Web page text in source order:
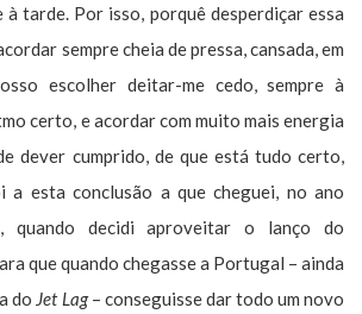
à tarde. Por isso, porquê desperdiçar essa
sempre cheia de pressa, cansada, em
escolher deitar-me cedo, sempre à
certo, e acordar com muito mais energia
dever cumprido, de que está tudo certo,
a esta conclusão a que cheguei, no ano
quando decidi aproveitar o lanço do
que quando chegasse a Portugal – ainda
do Jet Lag– conseguisse dar todo um novo